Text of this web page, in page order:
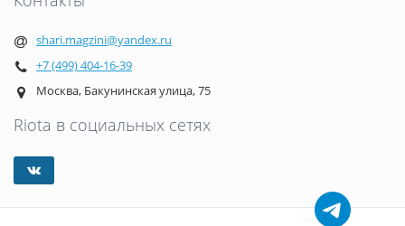
shari.magzini@yandex.ru
+7 (499) 404-16-39
Москва, Бакунинская улица, 75
Riota в социальных сетях